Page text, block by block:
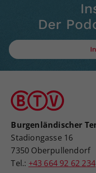
Der
Burgenländischer
Stadiongasse 16
7350 Oberpullendorf
Tel.: +43 664 92 62 234